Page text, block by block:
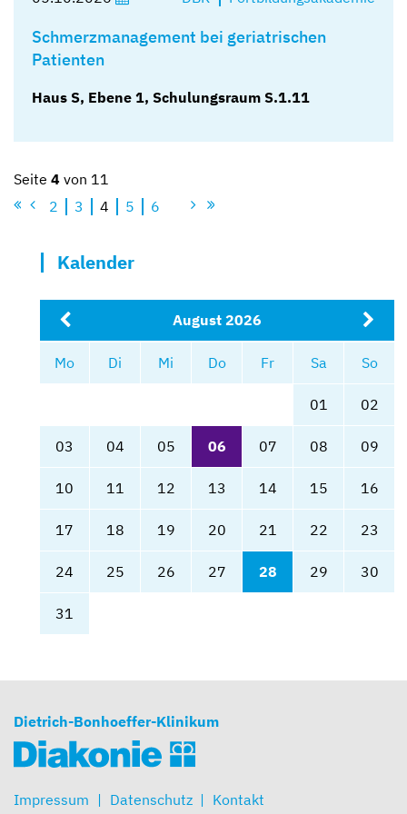
Schmerzmanagement bei geriatrischen
Patienten
Haus S, Ebene 1, Schulungsraum S.1.11
Seite 4 von 11
2 3 4 5 6
Kalender
August 2026
Mo Di Mi Do Fr Sa So
01 02
03 04 05 06 07 08 09
10 11 12 13 14 15 16
17 18 19 20 21 22 23
24 25 26 27 28 29 30
31
Dietrich-Bonhoeffer-Klinikum
Impressum Datenschutz Kontakt